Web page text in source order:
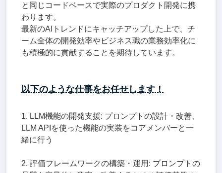
と同じコードベースで実際のプロダクト開発に携
わります。
最新のAIトレンドにキャッチアップした上で、チ
ーム全体の開発効率やビジネス職の業務効率化に
も積極的に貢献することを期待しています。
以下のような仕事をお任せします！
1. LLM機能の開発支援: プロンプトの設計・改善、
LLM APIを使った機能の実装をコアメンバーと一
緒に行う
2. 評価フレームワークの構築・運用: プロンプトの